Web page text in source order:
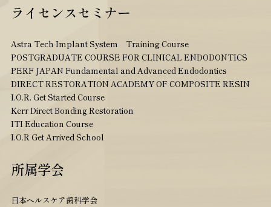
ライセンスセミナー
Astra Tech Implant System Training Course
POSTGRADUATE COURSE FOR CLINICAL ENDODONTICS
PERF JAPAN Fundamental and Advanced Endodontics
DIRECT RESTORATION ACADEMY OF COMPOSITE RESIN
I.O.R. Get Started Course
Kerr Direct Bonding Restoration
ITI Education Course
I.O.R Get Arrived School
所属学会
日本ヘルスケア歯科学会